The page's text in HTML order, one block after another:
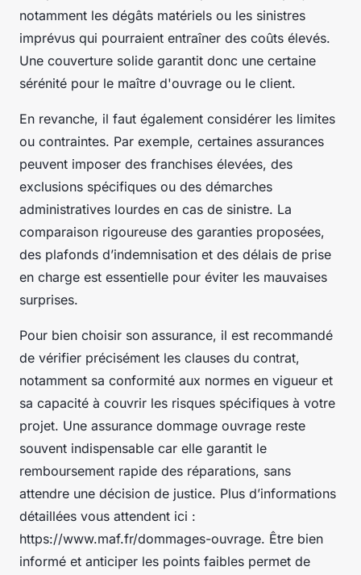
notamment les dégâts matériels ou les sinistres
imprévus qui pourraient entraîner des coûts élevés.
Une couverture solide garantit donc une certaine
sérénité pour le maître d'ouvrage ou le client.
En revanche, il faut également considérer les limites
ou contraintes. Par exemple, certaines assurances
peuvent imposer des franchises élevées, des
exclusions spécifiques ou des démarches
administratives lourdes en cas de sinistre. La
comparaison rigoureuse des garanties proposées,
des plafonds d’indemnisation et des délais de prise
en charge est essentielle pour éviter les mauvaises
surprises.
Pour bien choisir son assurance, il est recommandé
de vérifier précisément les clauses du contrat,
notamment sa conformité aux normes en vigueur et
sa capacité à couvrir les risques spécifiques à votre
projet. Une assurance dommage ouvrage reste
souvent indispensable car elle garantit le
remboursement rapide des réparations, sans
attendre une décision de justice. Plus d’informations
détaillées vous attendent ici :
https://www.maf.fr/dommages-ouvrage. Être bien
informé et anticiper les points faibles permet de